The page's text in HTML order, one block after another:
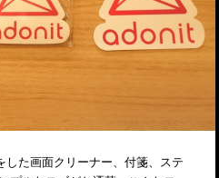
た画面クリーナー、付箋、ステ